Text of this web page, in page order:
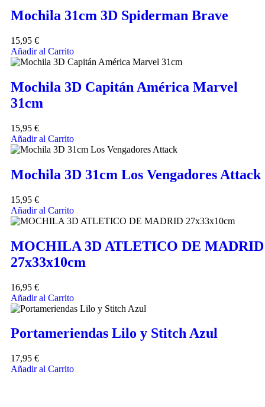
Mochila 31cm 3D Spiderman Brave
15,95 €
Añadir al Carrito
Mochila 3D Capitán América Marvel
31cm
15,95 €
Añadir al Carrito
Mochila 3D 31cm Los Vengadores Attack
15,95 €
Añadir al Carrito
MOCHILA 3D ATLETICO DE MADRID
27x33x10cm
16,95 €
Añadir al Carrito
Portameriendas Lilo y Stitch Azul
17,95 €
Añadir al Carrito